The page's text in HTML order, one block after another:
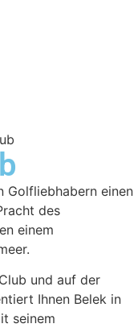
Golfliebhabern einen
des
einem
und auf der
Ihnen Belek in
seinem